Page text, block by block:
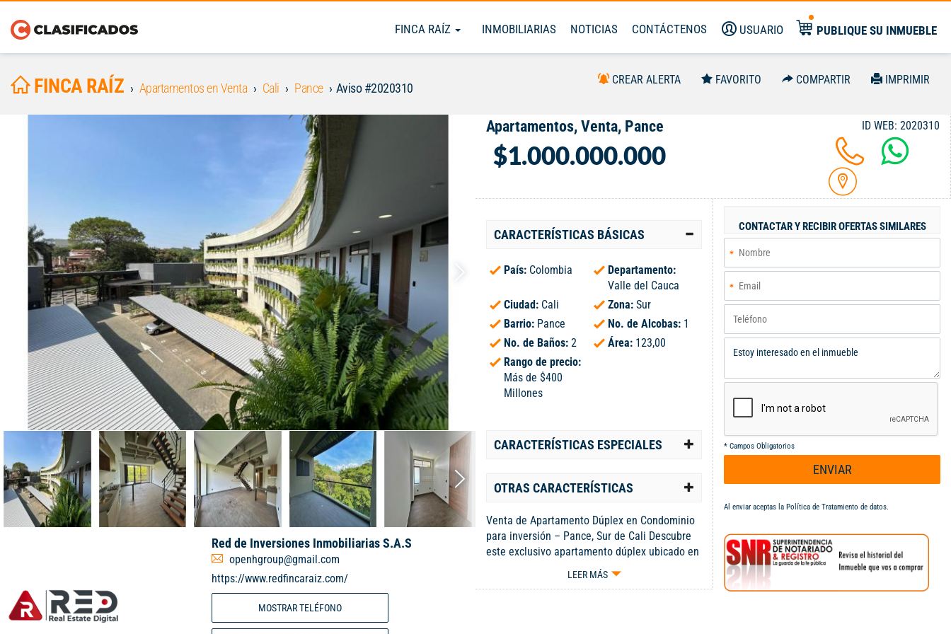
FINCA RAÍZ INMOBILIARIAS NOTICIAS CONTÁCTENOS USUARIO PUBLIQUE SU INMUEBLE
FINCA RAÍZ Apartamentos en Venta Cali Pance Aviso #2020310
CREAR ALERTA FAVORITO COMPARTIR IMPRIMIR
Red de Inversiones Inmobiliarias S.A.S
openhgroup@gmail.com
https://www.redfincaraiz.com/
MOSTRAR TELÉFONO
Apartamentos, Venta, Pance
$1.000.000.000
ID WEB: 2020310
CARACTERÍSTICAS BÁSICAS
País: Colombia
Departamento:
Valle del Cauca
Ciudad: Cali Zona: Sur
Barrio: Pance No. de Alcobas: 1
No. de Baños: 2 Área: 123,00
Rango de precio:
Más de $400
Millones
CARACTERÍSTICAS ESPECIALES
OTRAS CARACTERÍSTICAS
Venta de Apartamento Dúplex en Condominio
para inversión – Pance, Sur de Cali Descubre
este exclusivo apartamento dúplex ubicado en
el prestigioso barrio Pance. Un conjunto
residencial compuesto por 30 apartamentos,
LEER MÁS
CONTACTAR Y RECIBIR OFERTAS SIMILARES
* Campos Obligatorios
ENVIAR
Al enviar aceptas la Política de Tratamiento de datos.